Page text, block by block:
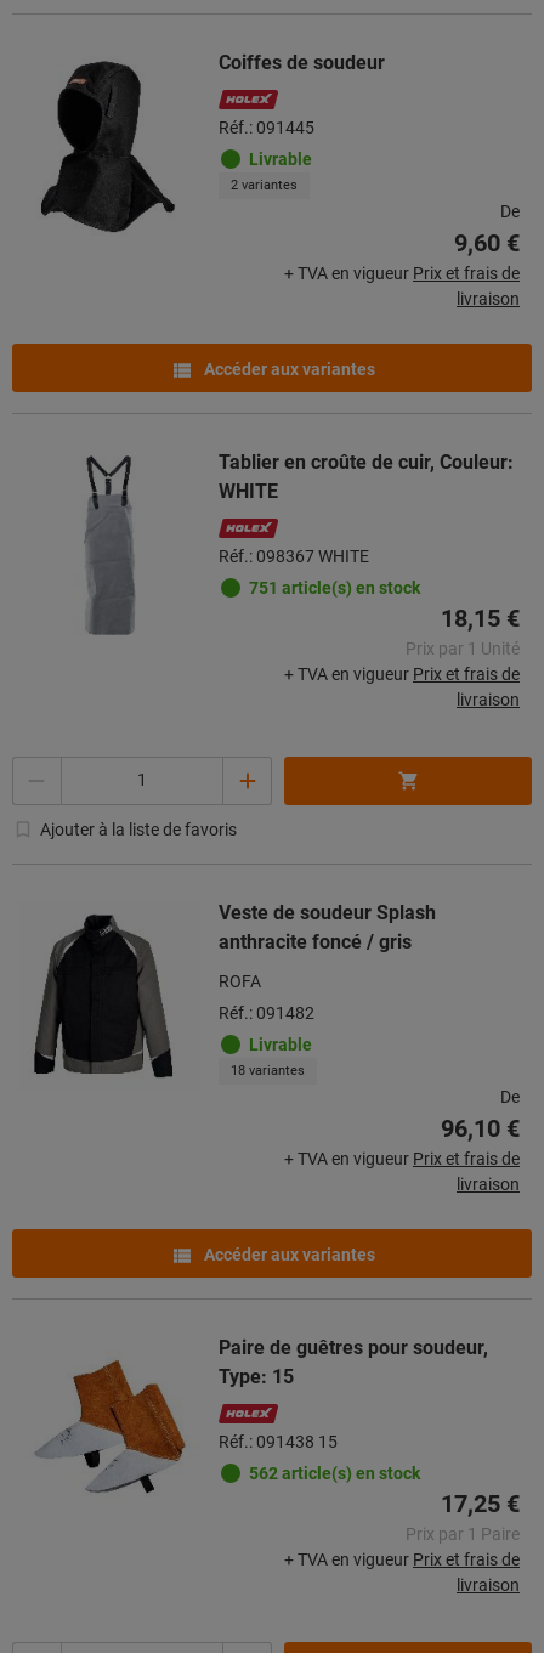
Coiffes de soudeur
Réf.: 091445
Livrable
2 variantes
De
9,60 €
+ TVA en vigueur Prix et frais de
livraison
Accéder aux variantes
Tablier en croûte de cuir, Couleur:
WHITE
Réf.: 098367 WHITE
751 article(s) en stock
18,15 €
Prix par 1 Unité
+ TVA en vigueur Prix et frais de
livraison
Ajouter à la liste de favoris
Veste de soudeur Splash
anthracite foncé / gris
ROFA
Réf.: 091482
Livrable
18 variantes
De
96,10 €
+ TVA en vigueur Prix et frais de
livraison
Accéder aux variantes
Paire de guêtres pour soudeur,
Type: 15
Réf.: 091438 15
562 article(s) en stock
17,25 €
Prix par 1 Paire
+ TVA en vigueur Prix et frais de
livraison